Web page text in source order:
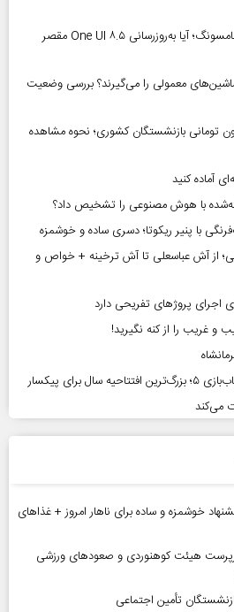
بحران باتری در گوشی‌های سامسونگ؛ آیا به‌روزرسانی One UI ۸.۵ مقصر
معمولی را می‌گیرند؟ بررسی وضعیت
وام ضروری ۷۵ میلیون تومانی بازنشستگان کشوری؛ نحوه مشاهده
با هوش مصنوعی را تشخیص داد؟
با پنیر ریکوتا؛ دسری ساده و خوشمزه
از آش عباسعلی تا آش ترخینه + خواص و
اجرای پروژهای تفریحی دارد
و غریب را از کنه نگیرید!
برای پیکسار
می‌کند
چی درست کنم؟ | ۲۰ پیشنهاد خوشمزه و ساده برای ناهار امروز + غذاهای
هیئت کوهنوردی و صعودهای ورزشی
تأمین اجتماعی